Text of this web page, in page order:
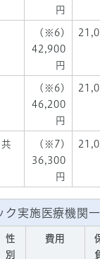
円
(※6)
42,900
円
(※6)
46,200
円
(※7)
36,300
円
ク実施医療機関
性
別
費用